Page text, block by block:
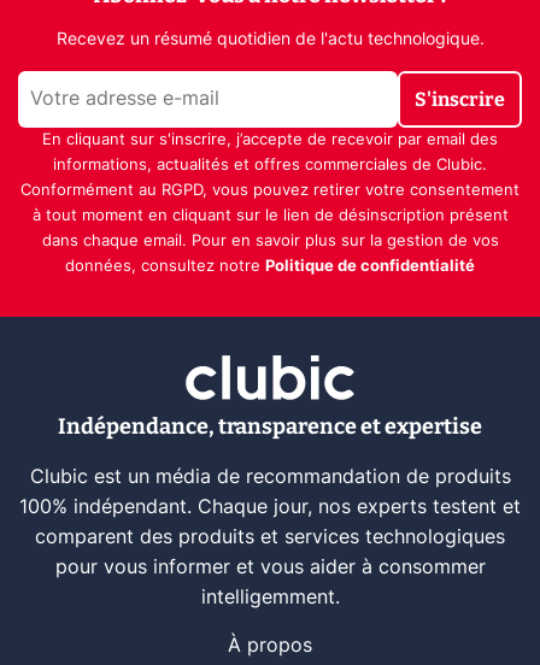
Recevez un résumé quotidien de l'actu technologique.
S'inscrire
En cliquant sur s'inscrire, j’accepte de recevoir par email des
informations, actualités et offres commerciales de Clubic.
Conformément au RGPD, vous pouvez retirer votre consentement
à tout moment en cliquant sur le lien de désinscription présent
dans chaque email. Pour en savoir plus sur la gestion de vos
données, consultez notre Politique de confidentialité
Indépendance, transparence et expertise
Clubic est un média de recommandation de produits
100% indépendant. Chaque jour, nos experts testent et
comparent des produits et services technologiques
pour vous informer et vous aider à consommer
intelligemment.
À propos